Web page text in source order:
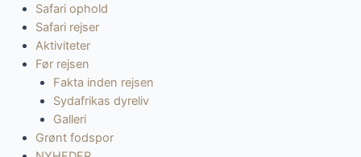
Safari ophold
Safari rejser
Aktiviteter
Før rejsen
Fakta inden rejsen
Sydafrikas dyreliv
Galleri
Grønt fodspor